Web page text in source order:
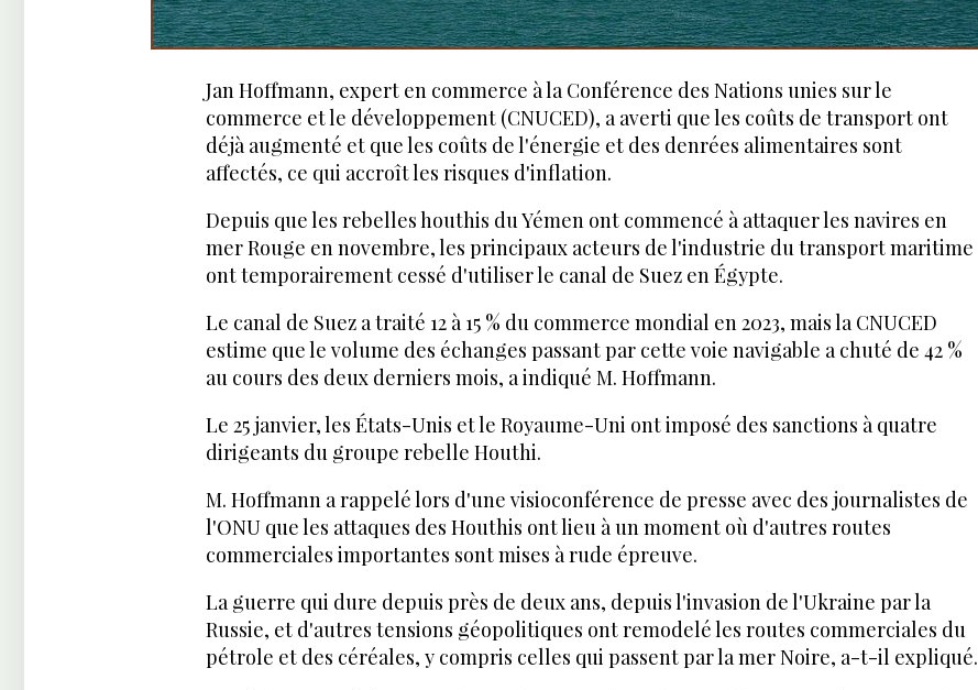
Jan Hoffmann, expert en commerce à la Conférence des Nations unies sur le
commerce et le développement (CNUCED), a averti que les coûts de transport ont
déjà augmenté et que les coûts de l'énergie et des denrées alimentaires sont
affectés, ce qui accroît les risques d'inflation.
Depuis que les rebelles houthis du Yémen ont commencé à attaquer les navires en
mer Rouge en novembre, les principaux acteurs de l'industrie du transport maritime
ont temporairement cessé d'utiliser le canal de Suez en Égypte.
Le canal de Suez a traité 12 à 15 % du commerce mondial en 2023, mais la CNUCED
estime que le volume des échanges passant par cette voie navigable a chuté de 42 %
au cours des deux derniers mois, a indiqué M. Hoffmann.
Le 25 janvier, les États-Unis et le Royaume-Uni ont imposé des sanctions à quatre
dirigeants du groupe rebelle Houthi.
M. Hoffmann a rappelé lors d'une visioconférence de presse avec des journalistes de
l'ONU que les attaques des Houthis ont lieu à un moment où d'autres routes
commerciales importantes sont mises à rude épreuve.
La guerre qui dure depuis près de deux ans, depuis l'invasion de l'Ukraine par la
Russie, et d'autres tensions géopolitiques ont remodelé les routes commerciales du
pétrole et des céréales, y compris celles qui passent par la mer Noire, a-t-il expliqué.